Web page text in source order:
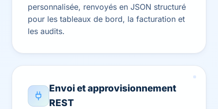
personnalisée, renvoyés en JSON structuré
pour les tableaux de bord, la facturation et
les audits.
Envoi et approvisionnement
REST